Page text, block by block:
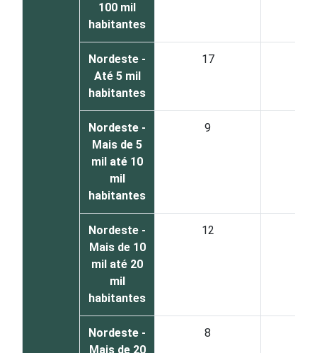
100 mil
habitantes
Nordeste -
Até 5 mil
habitantes
17
Nordeste -
Mais de 5
mil até 10
mil
habitantes
9
Nordeste -
Mais de 10
mil até 20
mil
habitantes
12
Nordeste -
Mais de 20
8